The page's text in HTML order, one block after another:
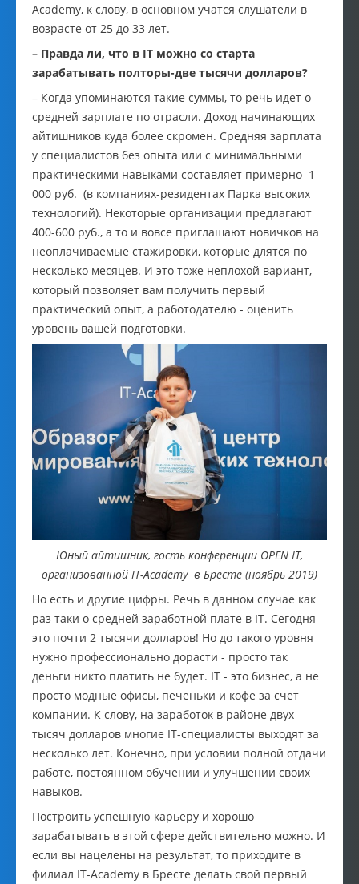
Academy, к слову, в основном учатся слушатели в
возрасте от 25 до 33 лет.
– Правда ли, что в IT можно со старта
зарабатывать полторы-две тысячи долларов?
– Когда упоминаются такие суммы, то речь идет о
средней зарплате по отрасли. Доход начинающих
айтишников куда более скромен. Средняя зарплата
у специалистов без опыта или с минимальными
практическими навыками составляет примерно 1
000 руб. (в компаниях-резидентах Парка высоких
технологий). Некоторые организации предлагают
400-600 руб., а то и вовсе приглашают новичков на
неоплачиваемые стажировки, которые длятся по
несколько месяцев. И это тоже неплохой вариант,
который позволяет вам получить первый
практический опыт, а работодателю - оценить
уровень вашей подготовки.
Юный айтишник, гость конференции OPEN IT,
организованной IT-Academy в Бресте (ноябрь 2019)
Но есть и другие цифры. Речь в данном случае как
раз таки о средней заработной плате в IT. Сегодня
это почти 2 тысячи долларов! Но до такого уровня
нужно профессионально дорасти - просто так
деньги никто платить не будет. IT - это бизнес, а не
просто модные офисы, печеньки и кофе за счет
компании. К слову, на заработок в районе двух
тысяч долларов многие IT-специалисты выходят за
несколько лет. Конечно, при условии полной отдачи
работе, постоянном обучении и улучшении своих
навыков.
Построить успешную карьеру и хорошо
зарабатывать в этой сфере действительно можно. И
если вы нацелены на результат, то приходите в
филиал IT-Academy в Бресте делать свой первый